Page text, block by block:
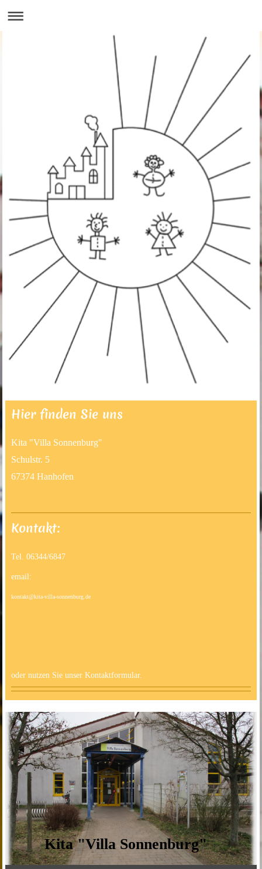
Hier finden Sie uns
Kita "Villa Sonnenburg"
Schulstr. 5
67374 Hanhofen
Kontakt:
Tel. 06344/6847
email:
kontakt@kita-villa-sonnenburg.de
oder nutzen Sie unser Kontaktformular.
Kita "Villa Sonnenburg"